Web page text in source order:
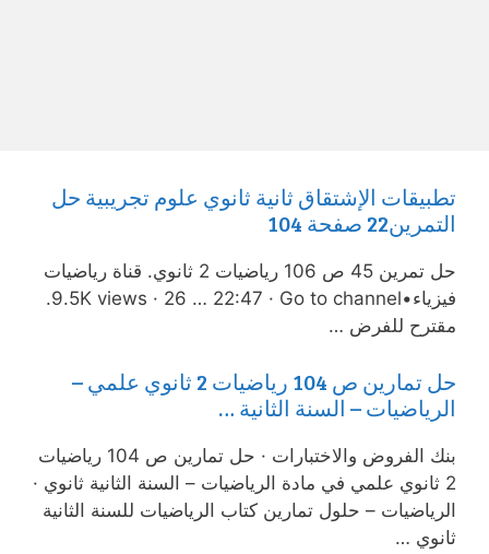
تطبيقات الإشتقاق ثانية ثانوي علوم تجريبية حل
التمرين22 صفحة 104
حل تمرين 45 ص 106 رياضيات 2 ثانوي. قناة رياضيات
فيزياء•9.5K views · 26 … 22:47 · Go to channel.
مقترح للفرض …
حل تمارين ص 104 رياضيات 2 ثانوي علمي –
الرياضيات – السنة الثانية …
بنك الفروض والاختبارات · حل تمارين ص 104 رياضيات
2 ثانوي علمي في مادة الرياضيات – السنة الثانية ثانوي ·
الرياضيات – حلول تمارين كتاب الرياضيات للسنة الثانية
ثانوي …